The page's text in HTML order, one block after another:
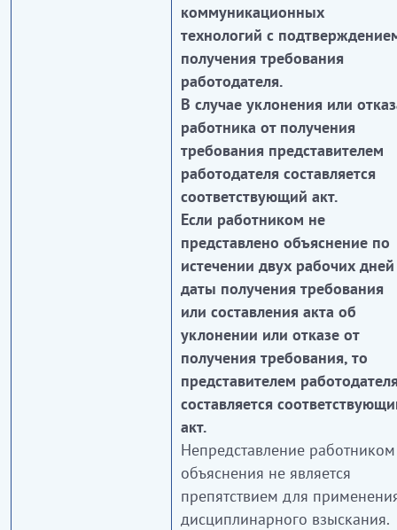
коммуникационных
технологий с
получения требования
работодателя.
В случае уклонения или
работника от получения
требования представителем
работодателя составляется
соответствующий акт.
Если работником не
представлено объяснение по
истечении двух рабочих дней
даты получения требования
или составления акта об
уклонении или отказе от
получения требования, то
представителем
составляется
акт.
Непредставление работником
объяснения не является
препятствием для
дисциплинарного взыскания.